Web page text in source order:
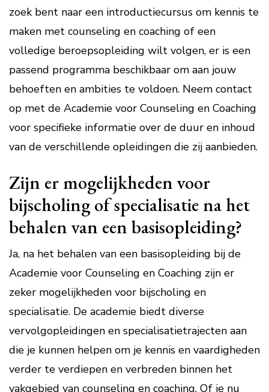
zoek bent naar een introductiecursus om kennis te
maken met counseling en coaching of een
volledige beroepsopleiding wilt volgen, er is een
passend programma beschikbaar om aan jouw
behoeften en ambities te voldoen. Neem contact
op met de Academie voor Counseling en Coaching
voor specifieke informatie over de duur en inhoud
van de verschillende opleidingen die zij aanbieden.
Zijn er mogelijkheden voor
bijscholing of specialisatie na het
behalen van een basisopleiding?
Ja, na het behalen van een basisopleiding bij de
Academie voor Counseling en Coaching zijn er
zeker mogelijkheden voor bijscholing en
specialisatie. De academie biedt diverse
vervolgopleidingen en specialisatietrajecten aan
die je kunnen helpen om je kennis en vaardigheden
verder te verdiepen en verbreden binnen het
vakgebied van counseling en coaching. Of je nu